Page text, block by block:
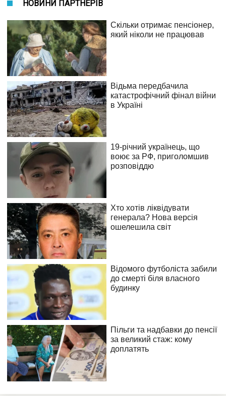
НОВИНИ ПАРТНЕРІВ